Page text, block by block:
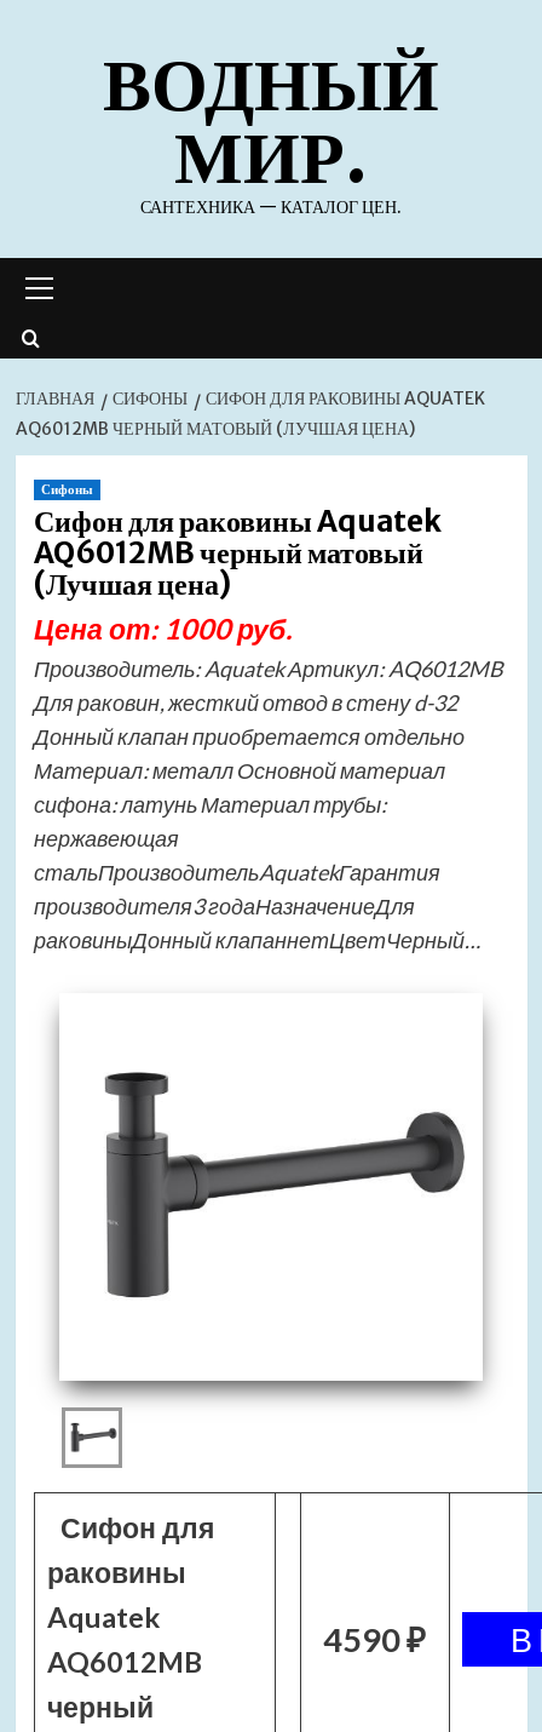
содержимомуВОДНЫЙ
МИР.
САНТЕХНИКА — КАТАЛОГ ЦЕН.
меню
ГЛАВНАЯ СИФОНЫ
СИФОН ДЛЯ РАКОВИНЫ AQUATEK
AQ6012MB ЧЕРНЫЙ МАТОВЫЙ (ЛУЧШАЯ ЦЕНА)
Сифоны
Сифон для раковины Aquatek
AQ6012MB черный матовый
(Лучшая цена)
Цена от: 1000 руб.
Производитель: Aquatek Артикул: AQ6012MB
Для раковин, жесткий отвод в стену d-32
Донный клапан приобретается отдельно
Материал: металл Основной материал
сифона: латунь Материал трубы:
нержавеющая
стальПроизводительAquatekГарантия
производителя3 годаНазначениеДля
раковиныДонный клапаннетЦветЧерный…
Сифон для
раковины
Aquatek
AQ6012MB
черный
4590 ₽